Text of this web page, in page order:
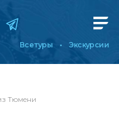
Все туры Экскурсии
Тюмени